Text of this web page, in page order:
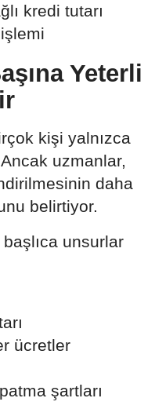
kredi tutarı
Yeterli
kişi yalnızca
uzmanlar,
daha
belirtiyor.
başlıca unsurlar
ücretler
şartları